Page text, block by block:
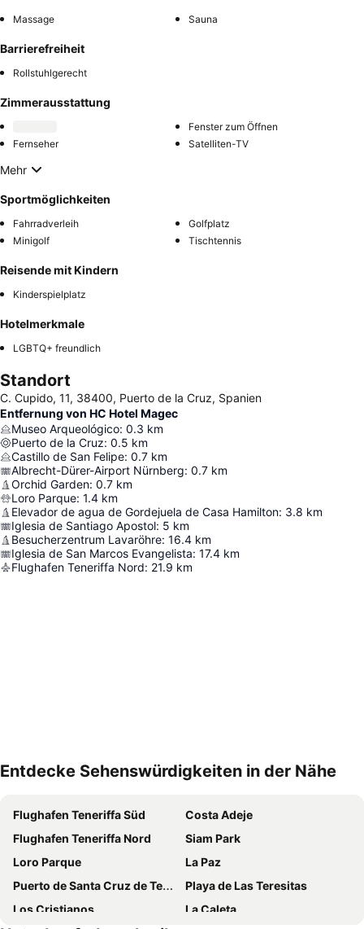
Massage Sauna
Barrierefreiheit
Rollstuhlgerecht
Zimmerausstattung
Fenster zum Öffnen
Fernseher
Satelliten-TV
Mehr
Sportmöglichkeiten
Fahrradverleih
Golfplatz
Minigolf
Tischtennis
Reisende mit Kindern
Kinderspielplatz
Hotelmerkmale
LGBTQ+ freundlich
Standort
C. Cupido, 11, 38400, Puerto de la Cruz, Spanien
Entfernung von HC Hotel Magec
Museo Arqueológico: 0.3 km
Puerto de la Cruz: 0.5 km
Castillo de San Felipe: 0.7 km
Albrecht-Dürer-Airport Nürnberg: 0.7 km
Orchid Garden: 0.7 km
Loro Parque: 1.4 km
Elevador de agua de Gordejuela de Casa Hamilton: 3.8 km
Iglesia de Santiago Apostol: 5 km
Besucherzentrum Lavaröhre: 16.4 km
Iglesia de San Marcos Evangelista: 17.4 km
Flughafen Teneriffa Nord: 21.9 km
Entdecke Sehenswürdigkeiten in der Nähe
Flughafen Teneriffa Süd
Costa Adeje
Flughafen Teneriffa Nord
Siam Park
Loro Parque
La Paz
Puerto de Santa Cruz de Tenerife
Playa de Las Teresitas
Los Cristianos
La Caleta